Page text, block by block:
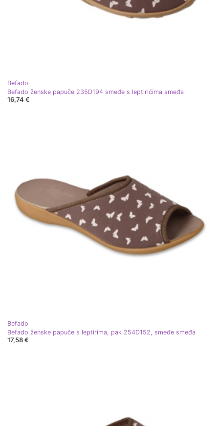
Befado
Befado ženske papuče 235D194 smeđe s leptirićima smeđa
16,74 €
Befado
Befado ženske papuče s leptirima, pak 254D152, smeđe smeđa
17,58 €